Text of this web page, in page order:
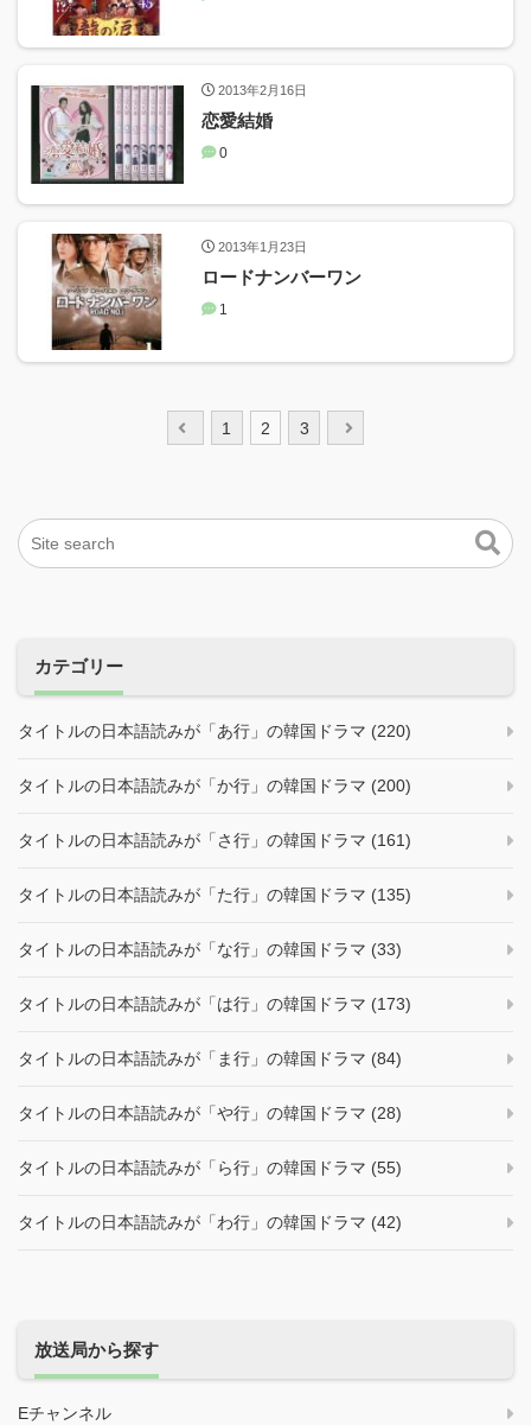
2013年2月16日
恋愛結婚
0
2013年1月23日
ロードナンバーワン
1
ゲ
ー
1 2 3
カテゴリー
タイトルの日本語読みが「あ行」の韓国ドラマ (220)
タイトルの日本語読みが「か行」の韓国ドラマ (200)
タイトルの日本語読みが「さ行」の韓国ドラマ (161)
タイトルの日本語読みが「た行」の韓国ドラマ (135)
タイトルの日本語読みが「な行」の韓国ドラマ (33)
タイトルの日本語読みが「は行」の韓国ドラマ (173)
タイトルの日本語読みが「ま行」の韓国ドラマ (84)
タイトルの日本語読みが「や行」の韓国ドラマ (28)
タイトルの日本語読みが「ら行」の韓国ドラマ (55)
タイトルの日本語読みが「わ行」の韓国ドラマ (42)
放送局から探す
Eチャンネル